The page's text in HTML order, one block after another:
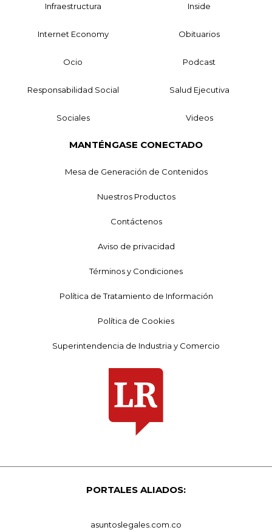
Infraestructura Inside
Internet Economy Obituarios
Ocio Podcast
Responsabilidad Social Salud Ejecutiva
Sociales Videos
MANTÉNGASE CONECTADO
Mesa de Generación de Contenidos
Nuestros Productos
Contáctenos
Aviso de privacidad
Términos y Condiciones
Política de Tratamiento de Información
Política de Cookies
Superintendencia de Industria y Comercio
PORTALES ALIADOS:
asuntoslegales.com.co